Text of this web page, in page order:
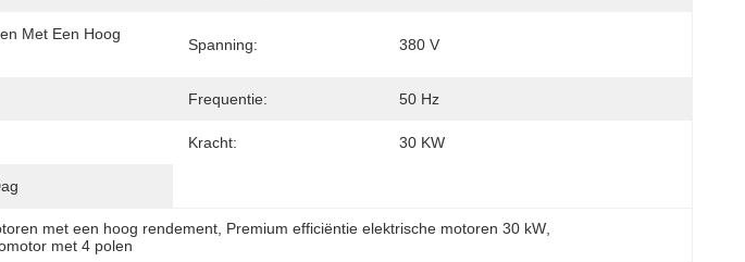
Met Een Hoog
Spanning: 380 V
Frequentie: 50 Hz
Kracht: 30 KW
met een hoog rendement Premium efficiëntie elektrische motoren 30 kW
met 4 polen